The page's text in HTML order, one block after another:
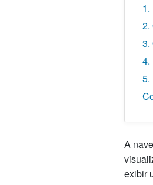
2.
3.
4.
5.
A
exibir